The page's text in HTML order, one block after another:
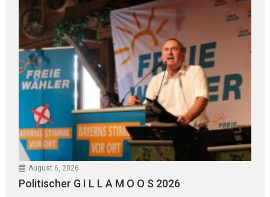
August 6, 2026
Politischer G I L L A M O O S 2026